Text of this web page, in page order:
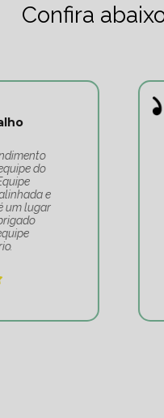
Confira
Como
é
toda a
tudo
vida.